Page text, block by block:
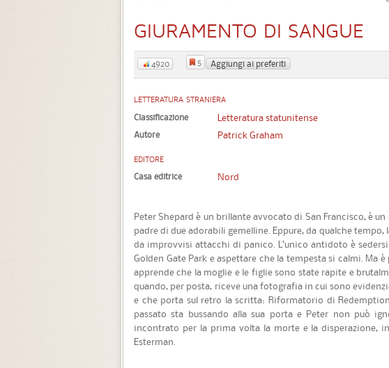
GIURAMENTO DI SANGUE
4920 5 Aggiungi ai preferiti
LETTERATURA STRANIERA
Classificazione Letteratura statunitense
Autore Patrick Graham
EDITORE
Casa editrice Nord
Peter Shepard è un brillante avvocato di San Francisco, è
padre di due adorabili gemelline. Eppure, da qualche tempo,
da improvvisi attacchi di panico. L’unico antidoto è
Golden Gate Park e aspettare che la tempesta si calmi. Ma
apprende che la moglie e le figlie sono state rapite e
quando, per posta, riceve una fotografia in cui sono
e che porta sul retro la scritta: Riformatorio di
passato sta bussando alla sua porta e Peter non può
incontrato per la prima volta la morte e la disperazione,
Esterman.